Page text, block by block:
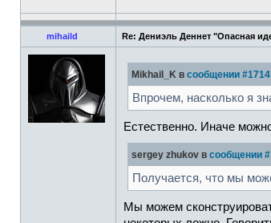
mihaild Re: Дениэль Деннет "Опасная
Mikhail_K в сообщении
Впрочем, насколько я
Естественно. Иначе
sergey zhukov в сообщении
Получается, что мы
Мы можем